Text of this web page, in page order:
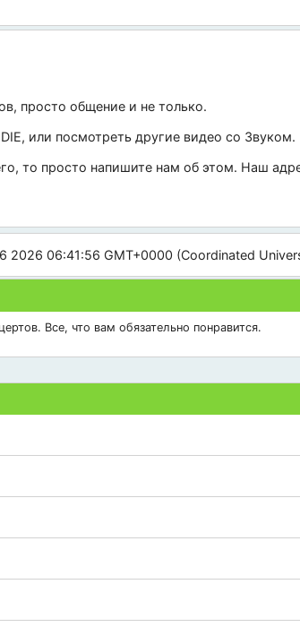
просто общение и не только.
, или посмотреть другие видео со Звуком.
то просто напишите нам об этом. Наш
2026 06:41:56 GMT+0000 (Coordinated
Все, что вам обязательно понравится.